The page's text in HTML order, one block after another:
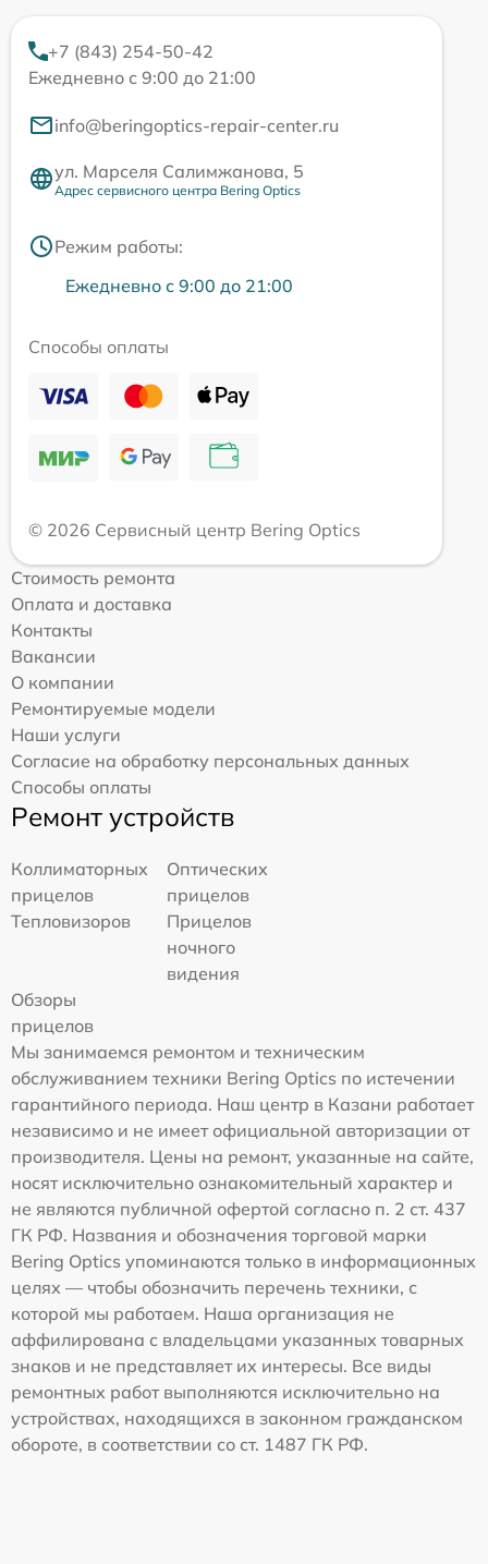
+7 (843) 254-50-42
Ежедневно с 9:00 до 21:00
info@beringoptics-repair-center.ru
ул. Марселя Салимжанова, 5
Адрес сервисного центра Bering Optics
Режим работы:
Ежедневно с 9:00 до 21:00
Способы оплаты
© 2026 Сервисный центр Bering Optics
Стоимость ремонта
Оплата и доставка
Контакты
Вакансии
О компании
Ремонтируемые модели
Наши услуги
Согласие на обработку персональных данных
Способы оплаты
Ремонт устройств
Коллиматорных
прицелов
Оптических
прицелов
Тепловизоров
Прицелов
ночного
видения
Обзоры
прицелов
Мы занимаемся ремонтом и техническим
обслуживанием техники Bering Optics по истечении
гарантийного периода. Наш центр в Казани работает
независимо и не имеет официальной авторизации от
производителя. Цены на ремонт, указанные на сайте,
носят исключительно ознакомительный характер и
не являются публичной офертой согласно п. 2 ст. 437
ГК РФ. Названия и обозначения торговой марки
Bering Optics упоминаются только в информационных
целях — чтобы обозначить перечень техники, с
которой мы работаем. Наша организация не
аффилирована с владельцами указанных товарных
знаков и не представляет их интересы. Все виды
ремонтных работ выполняются исключительно на
устройствах, находящихся в законном гражданском
обороте, в соответствии со ст. 1487 ГК РФ.